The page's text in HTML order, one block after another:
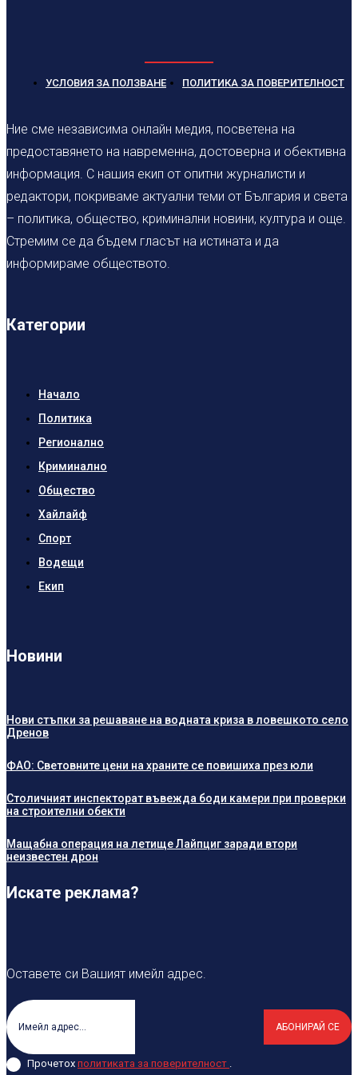
УСЛОВИЯ ЗА ПОЛЗВАНЕ ПОЛИТИКА ЗА ПОВЕРИТЕЛНОСТ
Ние сме независима онлайн медия, посветена на
предоставянето на навременна, достоверна и обективна
информация. С нашия екип от опитни журналисти и
редактори, покриваме актуални теми от България и света
– политика, общество, криминални новини, култура и още.
Стремим се да бъдем гласът на истината и да
информираме обществото.
Категории
Начало
Политика
Регионално
Криминално
Общество
Хайлайф
Спорт
Водещи
Екип
Новини
Нови стъпки за решаване на водната криза в ловешкото село
Дренов
ФАО: Световните цени на храните се повишиха през юли
Столичният инспекторат въвежда боди камери при проверки
на строителни обекти
Мащабна операция на летище Лайпциг заради втори
неизвестен дрон
Искате реклама?
Оставете си Вашият имейл адрес.
АБОНИРАЙ СЕ
Прочетох политиката за поверителност .